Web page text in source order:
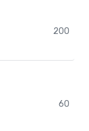
200
60